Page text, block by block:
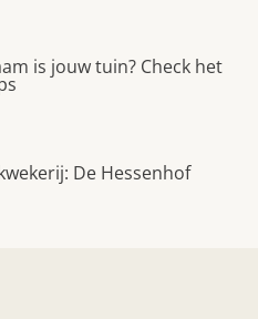
is jouw tuin? Check het
De Hessenhof